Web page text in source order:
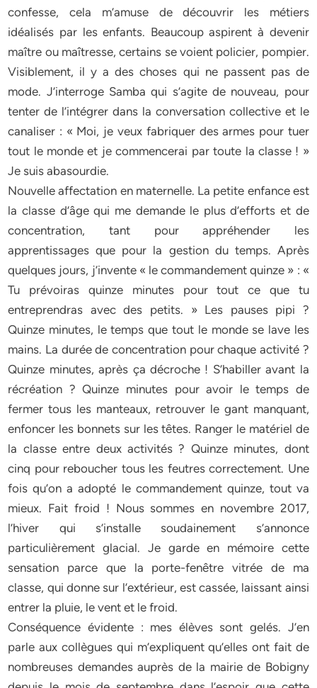
confesse, cela m’amuse de découvrir les métiers
idéalisés par les enfants. Beaucoup aspirent à devenir
maître ou maîtresse, certains se voient policier, pompier.
Visiblement, il y a des choses qui ne passent pas de
mode. J’interroge Samba qui s’agite de nouveau, pour
tenter de l’intégrer dans la conversation collective et le
canaliser : « Moi, je veux fabriquer des armes pour tuer
tout le monde et je commencerai par toute la classe ! »
Je suis abasourdie.
Nouvelle affectation en maternelle. La petite enfance est
la classe d’âge qui me demande le plus d’efforts et de
concentration, tant pour appréhender les
apprentissages que pour la gestion du temps. Après
quelques jours, j’invente « le commandement quinze » : «
Tu prévoiras quinze minutes pour tout ce que tu
entreprendras avec des petits. » Les pauses pipi ?
Quinze minutes, le temps que tout le monde se lave les
mains. La durée de concentration pour chaque activité ?
Quinze minutes, après ça décroche ! S’habiller avant la
récréation ? Quinze minutes pour avoir le temps de
fermer tous les manteaux, retrouver le gant manquant,
enfoncer les bonnets sur les têtes. Ranger le matériel de
la classe entre deux activités ? Quinze minutes, dont
cinq pour reboucher tous les feutres correctement. Une
fois qu’on a adopté le commandement quinze, tout va
mieux. Fait froid ! Nous sommes en novembre 2017,
l’hiver qui s’installe soudainement s’annonce
particulièrement glacial. Je garde en mémoire cette
sensation parce que la porte-fenêtre vitrée de ma
classe, qui donne sur l’extérieur, est cassée, laissant ainsi
entrer la pluie, le vent et le froid.
Conséquence évidente : mes élèves sont gelés. J’en
parle aux collègues qui m’expliquent qu’elles ont fait de
nombreuses demandes auprès de la mairie de Bobigny